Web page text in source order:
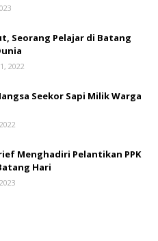
Seorang Pelajar di Batang
2022
Seekor Sapi Milik Warga
Menghadiri Pelantikan PPK
Hari